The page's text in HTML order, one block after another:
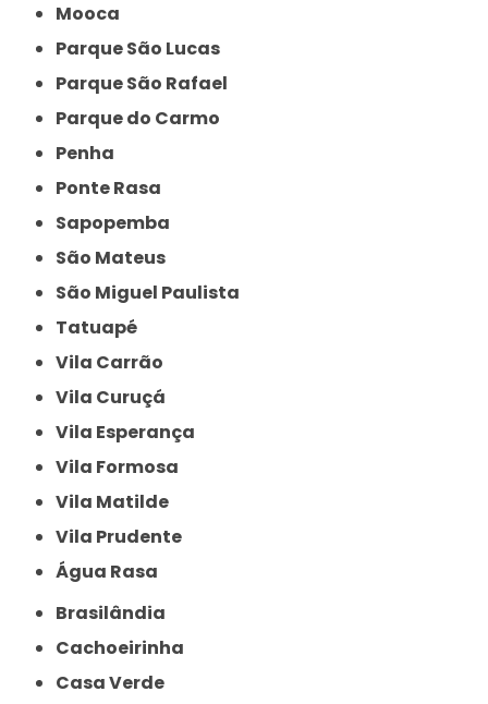
Mooca
Parque São Lucas
Parque São Rafael
Parque do Carmo
Penha
Ponte Rasa
Sapopemba
São Mateus
São Miguel Paulista
Tatuapé
Vila Carrão
Vila Curuçá
Vila Esperança
Vila Formosa
Vila Matilde
Vila Prudente
Água Rasa
Brasilândia
Cachoeirinha
Casa Verde